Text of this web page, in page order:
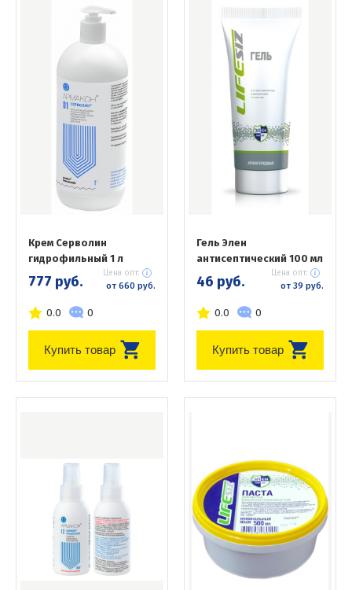
Крем Серволин
гидрофильный 1 л
777 руб. Цена опт:
от 660 руб.
0.0 0
Купить товар
Гель Элен
антисептический 100 мл
46 руб. Цена опт:
от 39 руб.
0.0 0
Купить товар